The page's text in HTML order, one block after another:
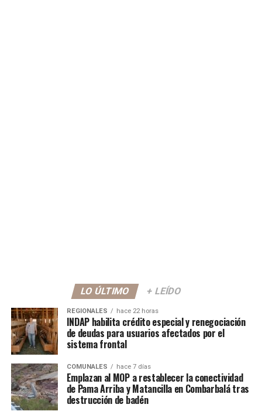
LO ÚLTIMO + LEÍDO
REGIONALES hace 22 horas
INDAP habilita crédito especial y renegociación
de deudas para usuarios afectados por el
sistema frontal
COMUNALES hace 7 días
Emplazan al MOP a restablecer la conectividad
de Pama Arriba y Matancilla en Combarbalá tras
destrucción de badén